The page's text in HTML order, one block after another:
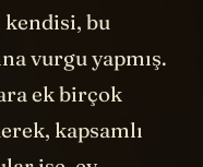
bu
vurgu yapmış.
ek birçok
kapsamlı